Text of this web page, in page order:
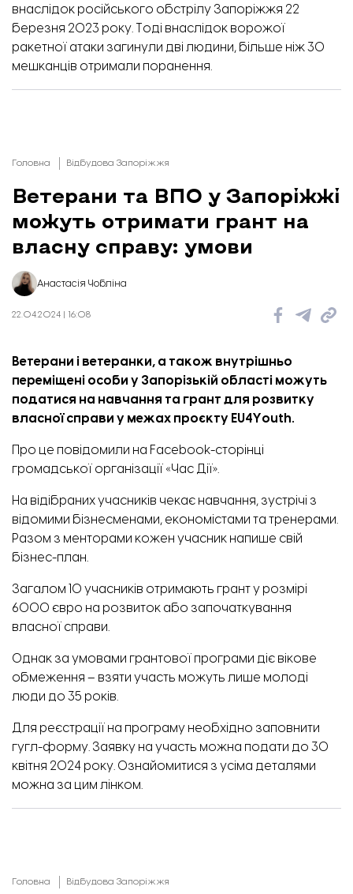
внаслідок російського обстрілу Запоріжжя 22
березня 2023 року. Тоді внаслідок ворожої
ракетної атаки загинули дві людини, більше ніж 30
мешканців отримали поранення.
Головна Відбудова Запоріжжя
Ветерани та ВПО у Запоріжжі
можуть отримати грант на
власну справу: умови
Анастасія Чобліна
22.04.2024 | 16:08
Ветерани і ветеранки, а також внутрішньо
переміщені особи у Запорізькій області можуть
податися на навчання та грант для розвитку
власної справи у межах проєкту EU4Youth.
Про це повідомили на Facebook-сторінці
громадської організації «Час Дії».
На відібраних учасників чекає навчання, зустрічі з
відомими бізнесменами, економістами та тренерами.
Разом з менторами кожен учасник напише свій
бізнес-план.
Загалом 10 учасників отримають грант у розмірі
6000 євро на розвиток або започаткування
власної справи.
Однак за умовами грантової програми діє вікове
обмеження – взяти участь можуть лише молоді
люди до 35 років.
Для реєстрації на програму необхідно заповнити
гугл-форму. Заявку на участь можна подати до 30
квітня 2024 року. Ознайомитися з усіма деталями
можна за цим лінком.
Головна Відбудова Запоріжжя